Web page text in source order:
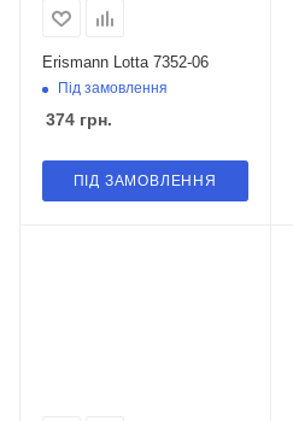
Erismann Lotta 7352-06
Під замовлення
374 грн.
ПІД ЗАМОВЛЕННЯ